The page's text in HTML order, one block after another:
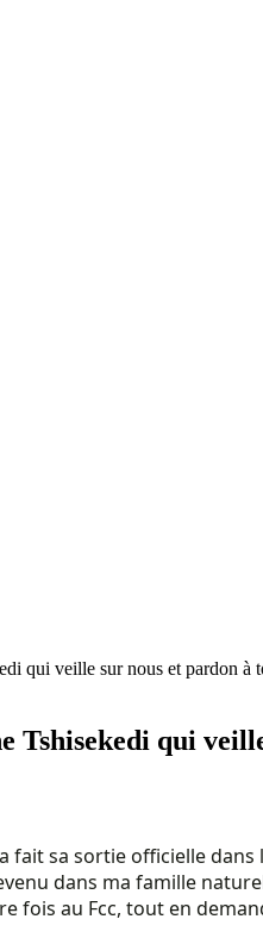
qui veille sur nous et pardon
Tshisekedi qui
fait sa sortie officielle
dans ma famille
fois au Fcc, tout en